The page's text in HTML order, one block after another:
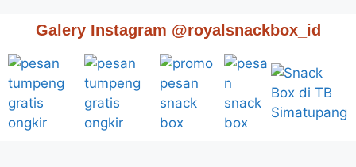
Galery Instagram @royalsnackbox_id